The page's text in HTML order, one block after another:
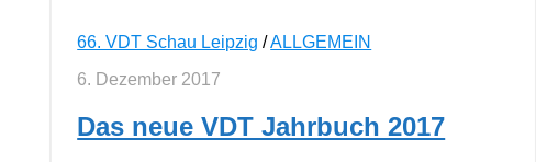
66. VDT Schau Leipzig /ALLGEMEIN
6. Dezember 2017
Das neue VDT Jahrbuch 2017